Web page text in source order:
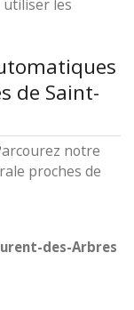
les
de Saint-
notre
proches de
des-Arbres